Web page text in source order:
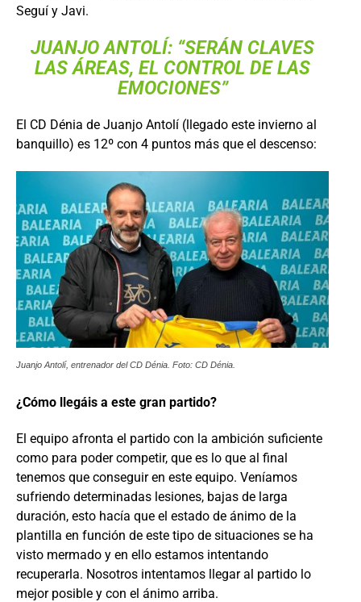
Seguí y Javi.
JUANJO ANTOLÍ: “SERÁN CLAVES
LAS ÁREAS, EL CONTROL DE LAS
EMOCIONES”
El CD Dénia de Juanjo Antolí (llegado este invierno al
banquillo) es 12º con 4 puntos más que el descenso:
Juanjo Antolí, entrenador del CD Dénia. Foto: CD Dénia.
¿Cómo llegáis a este gran partido?
El equipo afronta el partido con la ambición suficiente
como para poder competir, que es lo que al final
tenemos que conseguir en este equipo. Veníamos
sufriendo determinadas lesiones, bajas de larga
duración, esto hacía que el estado de ánimo de la
plantilla en función de este tipo de situaciones se ha
visto mermado y en ello estamos intentando
recuperarla. Nosotros intentamos llegar al partido lo
mejor posible y con el ánimo arriba.